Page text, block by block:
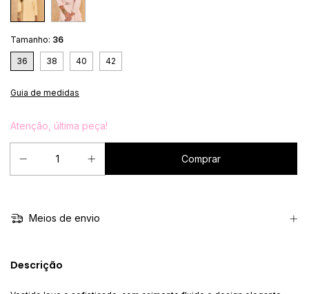
Tamanho: 36
36 38 40 42
Guia de medidas
Atenção, última peça!
Meios de envio
Descrição